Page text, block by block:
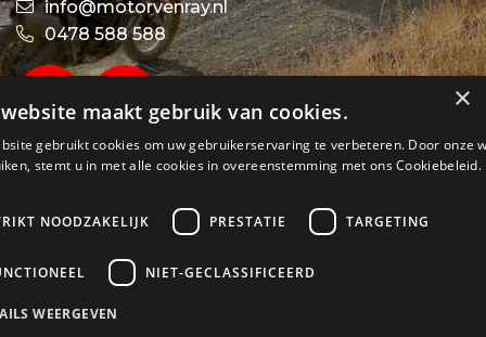
info@motorvenray.nl
0478 588 588
×
maakt gebruik van cookies.
gebruikt cookies om uw gebruikerservaring te verbeteren. Door onze
stemt u in met alle cookies in overeenstemming met ons Cookiebeleid.
NOODZAKELIJK PRESTATIE TARGETING
NIET-GECLASSIFICEERD
WEERGEVEN